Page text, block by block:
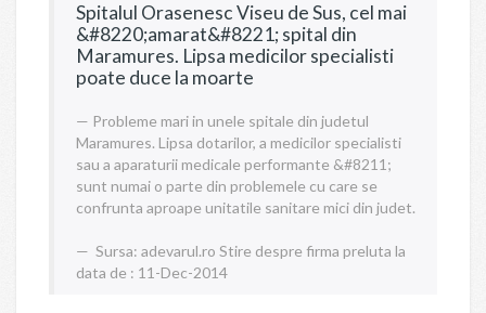
Spitalul Orasenesc Viseu de Sus, cel mai
&#8220;amarat&#8221; spital din
Maramures. Lipsa medicilor specialisti
poate duce la moarte
Probleme mari in unele spitale din judetul
Maramures. Lipsa dotarilor, a medicilor specialisti
sau a aparaturii medicale performante &#8211;
sunt numai o parte din problemele cu care se
confrunta aproape unitatile sanitare mici din judet.
Sursa: adevarul.ro Stire despre firma preluta la
data de : 11-Dec-2014